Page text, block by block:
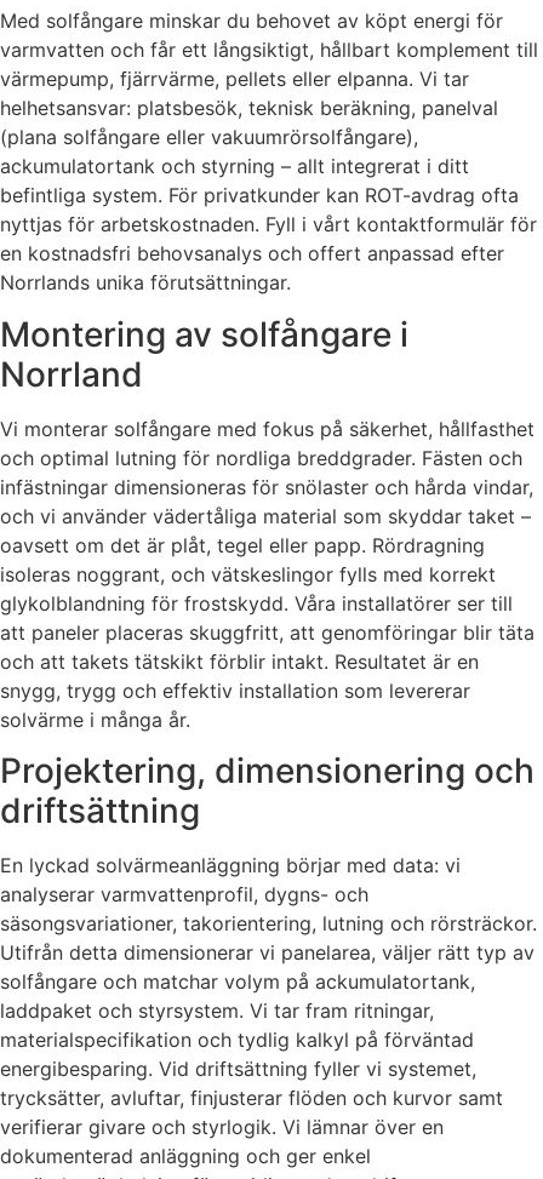
Med solfångare minskar du behovet av köpt energi för
varmvatten och får ett långsiktigt, hållbart komplement till
värmepump, fjärrvärme, pellets eller elpanna. Vi tar
helhetsansvar: platsbesök, teknisk beräkning, panelval
(plana solfångare eller vakuumrörsolfångare),
ackumulatortank och styrning – allt integrerat i ditt
befintliga system. För privatkunder kan ROT-avdrag ofta
nyttjas för arbetskostnaden. Fyll i vårt kontaktformulär för
en kostnadsfri behovsanalys och offert anpassad efter
Norrlands unika förutsättningar.
Montering av solfångare i
Norrland
Vi monterar solfångare med fokus på säkerhet, hållfasthet
och optimal lutning för nordliga breddgrader. Fästen och
infästningar dimensioneras för snölaster och hårda vindar,
och vi använder vädertåliga material som skyddar taket –
oavsett om det är plåt, tegel eller papp. Rördragning
isoleras noggrant, och vätskeslingor fylls med korrekt
glykolblandning för frostskydd. Våra installatörer ser till
att paneler placeras skuggfritt, att genomföringar blir täta
och att takets tätskikt förblir intakt. Resultatet är en
snygg, trygg och effektiv installation som levererar
solvärme i många år.
Projektering, dimensionering och
driftsättning
En lyckad solvärmeanläggning börjar med data: vi
analyserar varmvattenprofil, dygns- och
säsongsvariationer, takorientering, lutning och rörsträckor.
Utifrån detta dimensionerar vi panelarea, väljer rätt typ av
solfångare och matchar volym på ackumulatortank,
laddpaket och styrsystem. Vi tar fram ritningar,
materialspecifikation och tydlig kalkyl på förväntad
energibesparing. Vid driftsättning fyller vi systemet,
trycksätter, avluftar, finjusterar flöden och kurvor samt
verifierar givare och styrlogik. Vi lämnar över en
dokumenterad anläggning och ger enkel